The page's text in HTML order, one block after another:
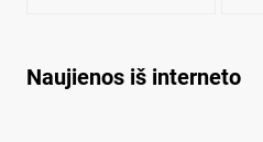
Naujienos iš interneto